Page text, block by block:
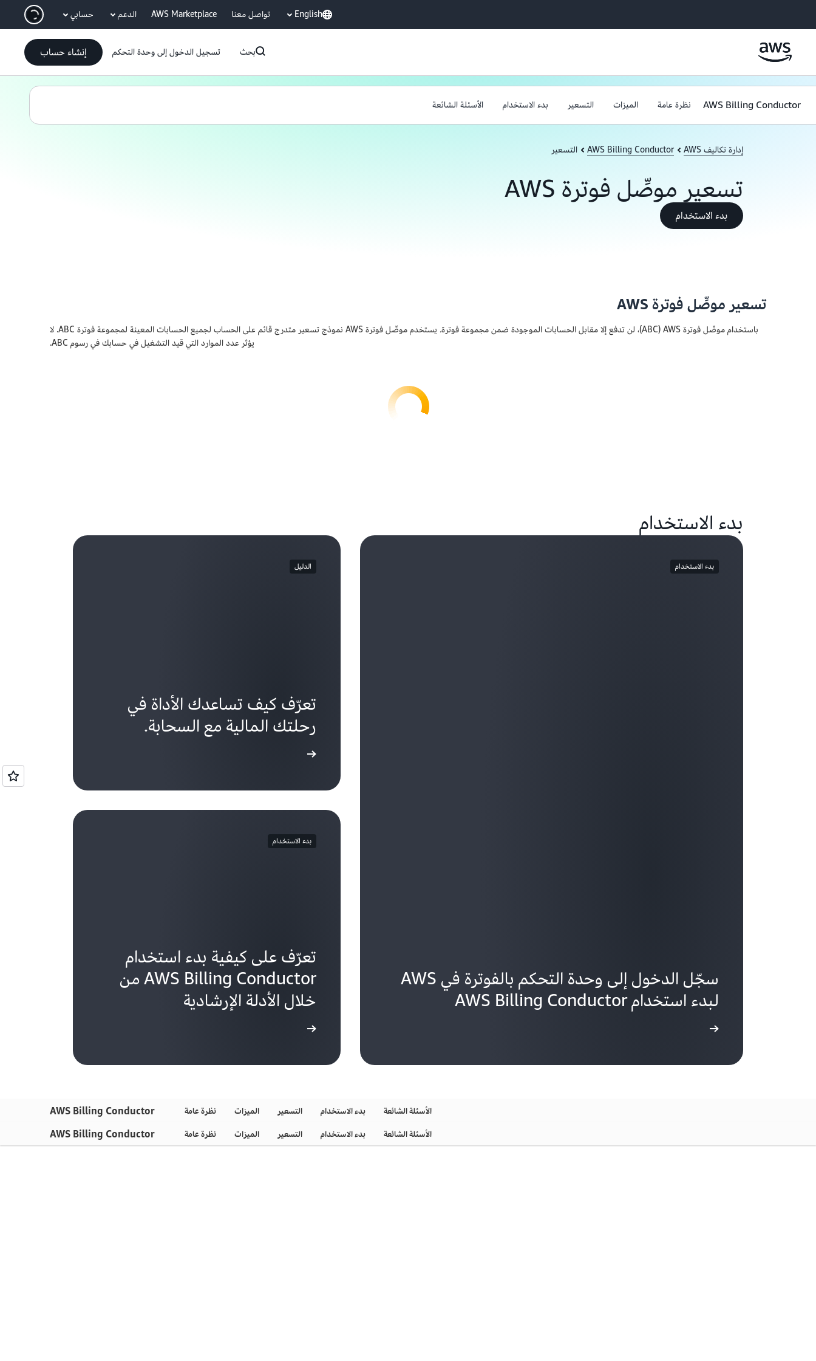
انتقل إلى المحتوى الرئيسي English تواصل معنا AWS Marketplace الدعم حسابي
بحث تسجيل الدخول إلى وحدة التحكم إنشاء حساب
AWS Billing Conductor نظرة عامة الميزات التسعير بدء الاستخدام الأسئلة الشائعة
إدارة تكاليف AWS AWS Billing Conductor التسعير
تسعير موصِّل فوترة AWS
بدء الاستخدام
تسعير موصِّل فوترة AWS
باستخدام موصِّل فوترة AWS‏ (ABC)، لن تدفع إلا مقابل الحسابات الموجودة ضمن مجموعة فوترة. يستخدم موصِّل فوترة AWS نموذج تسعير متدرج قائم على الحساب لجميع الحسابات المعينة لمجموعة فوترة ABC. لا
يؤثر عدد الموارد التي قيد التشغيل في حسابك في رسوم ABC.
بدء الاستخدام
بدء الاستخدام
سجّل الدخول إلى وحدة التحكم بالفوترة في AWS
لبدء استخدام AWS Billing Conductor
الدليل
تعرّف كيف تساعدك الأداة في
رحلتك المالية مع السحابة.
بدء الاستخدام
تعرّف على كيفية بدء استخدام
AWS Billing Conductor من
خلال الأدلة الإرشادية
AWS Billing Conductor نظرة عامة الميزات التسعير بدء الاستخدام الأسئلة الشائعة
AWS Billing Conductor نظرة عامة الميزات التسعير بدء الاستخدام الأسئلة الشائعة